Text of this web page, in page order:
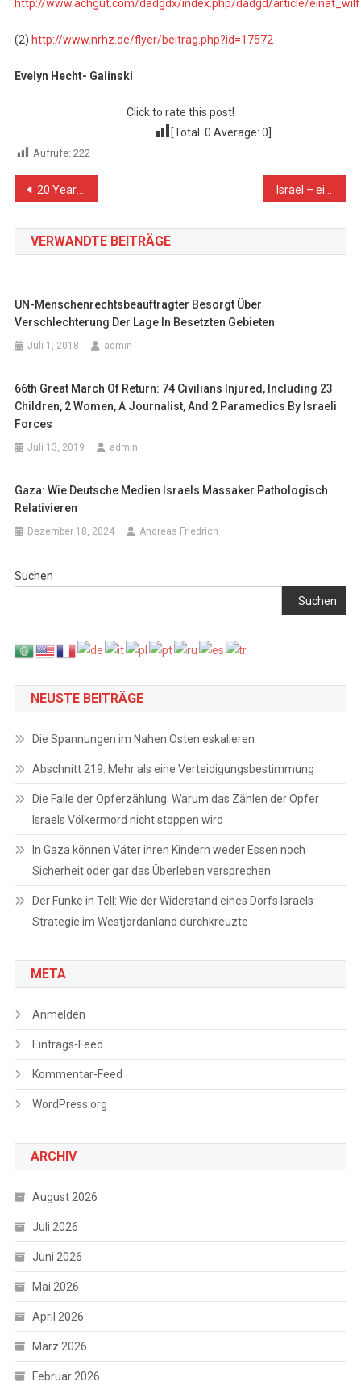
http://www.achgut.com/dadgdx/index.php/dadgd/article/
(2) http://www.nrhz.de/flyer/beitrag.php?id=17572
Evelyn Hecht- Galinski
Click to rate this post!
[Total: 0 Average: 0
Aufrufe: 222
Beitragsnavigation
20 Years after Declaring the International Day of Persons with Disabilities: Deterioration of the Palestinian Disabled Persons‘ Conditions Continues Israel – ein Produkt der ideologischen Raumplanung
VERWANDTE BEITRÄGE
UN-Menschenrechtsbeauftragter Besorgt Über
Verschlechterung Der Lage In Besetzten Gebieten
Juli 1, 2018 admin
66th Great March Of Return: 74 Civilians Injured, Including 23
Children, 2 Women, A Journalist, And 2 Paramedics By Israeli
Forces
Juli 13, 2019 admin
Gaza: Wie Deutsche Medien Israels Massaker Pathologisch
Relativieren
Dezember 18, 2024 Andreas Friedrich
Suchen
Suchen
NEUSTE BEITRÄGE
Die Spannungen im Nahen Osten eskalieren
Abschnitt 219: Mehr als eine Verteidigungsbestimmung
Die Falle der Opferzählung: Warum das Zählen der Opfer
Israels Völkermord nicht stoppen wird
In Gaza können Väter ihren Kindern weder Essen noch
Sicherheit oder gar das Überleben versprechen
Der Funke in Tell: Wie der Widerstand eines Dorfs Israels
Strategie im Westjordanland durchkreuzte
META
Anmelden
Eintrags-Feed
Kommentar-Feed
WordPress.org
ARCHIV
August 2026
Juli 2026
Juni 2026
Mai 2026
April 2026
März 2026
Februar 2026